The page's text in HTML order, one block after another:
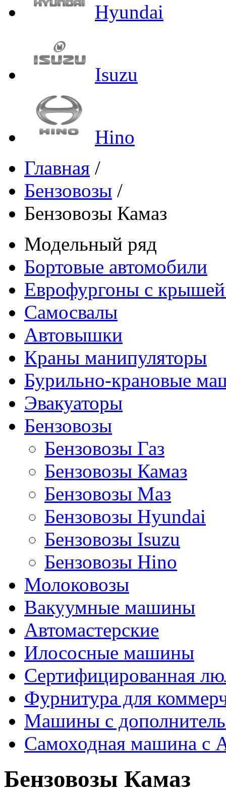
Hyundai
Isuzu
Hino
Главная /
Бензовозы /
Бензовозы Камаз
Модельный ряд
Бортовые автомобили
Еврофургоны с
Самосвалы
Автовышки
Краны манипуляторы
Бурильно-крановые
Эвакуаторы
Бензовозы
Бензовозы Газ
Бензовозы Камаз
Бензовозы Маз
Бензовозы Hyundai
Бензовозы Isuzu
Бензовозы Hino
Молоковозы
Вакуумные машины
Автомастерские
Илососные машины
Сертифицированная
Фурнитура для
Машины с
Самоходная машина с
Бензовозы Камаз